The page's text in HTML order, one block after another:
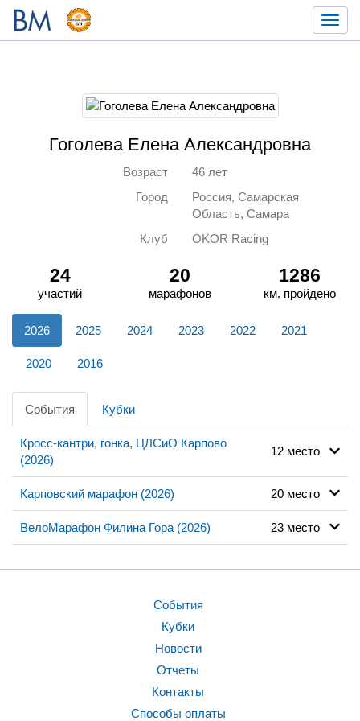
Гоголева Елена Александровна
Возраст
46 лет
Город
Россия, Самарская
Область, Самара
Клуб
OKOR Racing
24
участий
20
марафонов
1286
км. пройдено
2026 2025 2024 2023 2022 2021
2020 2016
События Кубки
Кросс-кантри, гонка, ЦЛСиО Карпово
(2026)
12 место
Карповский марафон (2026) 20 место
ВелоМарафон Филина Гора (2026) 23 место
События
Кубки
Новости
Отчеты
Контакты
Способы оплаты